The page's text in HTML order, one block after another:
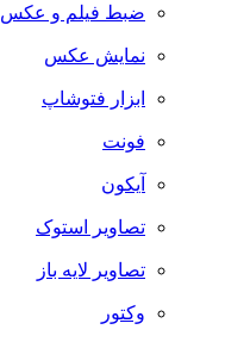
ضبط فيلم و عكس
نمایش عکس
ابزار فتوشاپ
فونت
آیکون
تصاویر استوک
تصاویر لایه باز
وکتور